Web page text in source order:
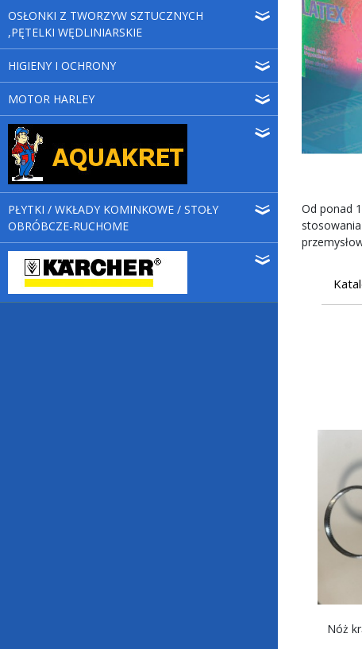
OSŁONKI Z TWORZYW SZTUCZNYCH
,PĘTELKI WĘDLINIARSKIE
HIGIENY I OCHRONY
MOTOR HARLEY
PŁYTKI / WKŁADY KOMINKOWE / STOŁY
OBRÓBCZE-RUCHOME
Od ponad
stosowania
Nóż